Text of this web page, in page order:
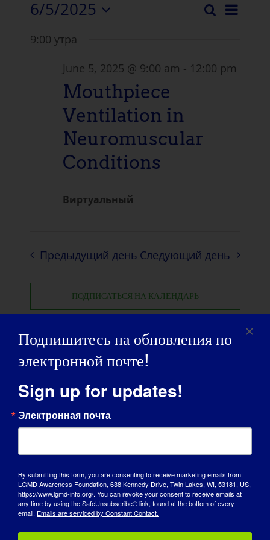
и
Поиск
День
6/5/2025
дату.
9:00 утра
June 5, 2025 @ 9:00 am - 12:00 pm
Mouthpiece
Ventilation in
Neuromuscular
Conditions
Виртуальный
Предыдущий день Следующий день
ПОДПИСАТЬСЯ НА КАЛЕНДАРЬ
Подпишитесь на обновления по
электронной почте!
Sign up for updates!
Электронная почта
By submitting this form, you are consenting to receive marketing emails from:
LGMD Awareness Foundation, 638 Kennedy Drive, Twin Lakes, WI, 53181, US,
https://www.lgmd-info.org/. You can revoke your consent to receive emails at
any time by using the SafeUnsubscribe® link, found at the bottom of every
email. Emails are serviced by Constant Contact.